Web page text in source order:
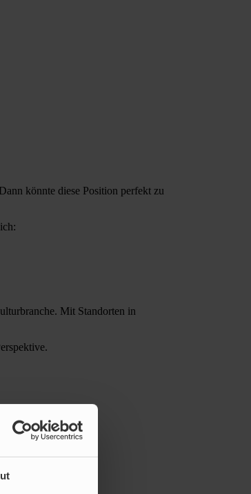
könnte diese Position perfekt zu
Mit Standorten in